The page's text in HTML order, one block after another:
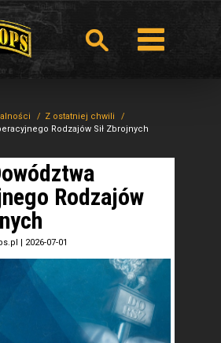
Z ostatniej chwili
Rodzajów Sił Zbrojnych
Rodzajów
| 2026-07-01